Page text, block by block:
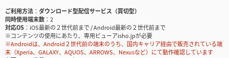
ご利用方法
ダウンロード型配信サービス（買切型）
同時使用端末数
2
対応OS
iOS最新の２世代前まで / Android最新の２世代前まで
※コンテンツの使用にあたり、専用ビューアisho.jpが必要
※Androidは、Android２世代前の端末のうち、国内キャリア経由で販売されている端
末（Xperia、GALAXY、AQUOS、ARROWS、Nexusなど）にて動作確認しています